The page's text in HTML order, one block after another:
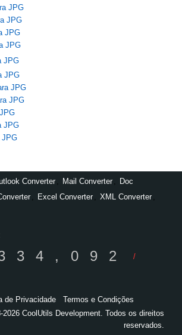
JPG
JPG
JPG
JPG
JPG
JPG
JPG
JPG
JPG
JPG
Converter Mail Converter
Doc
Excel Converter XML Converter
/
de Privacidade
Termos e Condições
2026 CoolUtils Development. Todos os direitos
reservados.